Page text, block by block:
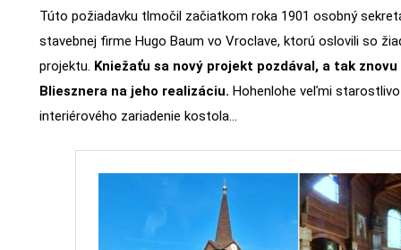
Túto požiadavku tlmočil začiatkom roka 1901 osobný
stavebnej firme Hugo Baum vo Vroclave, ktorú oslovili so
projektu. Kniežaťu sa nový projekt pozdával, a tak
Bliesznera na jeho realizáciu. Hohenlohe veľmi
interiérového zariadenie kostola…